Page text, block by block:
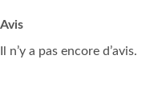
Avis
Il n’y a pas encore d’avis.